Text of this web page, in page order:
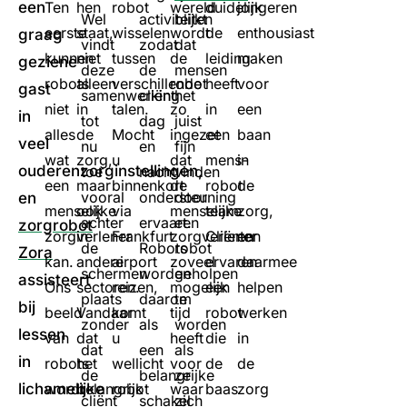
een
graag
geziene
gast
in
veel
ouderenzorginstellingen,
en
zorgrobot
Zora
assisteert
bij
lessen
in
lichamelijke
Ten
eerste
kunnen
robots
niet
alles
wat
een
menselijke
zorgverlener
kan.
Ons
beeld
van
robots
wordt
hen
staat,
niet
alleen
in
de
zorg,
maar
ook
in
andere
sectoren.
Vandaar
dat
het
belangrijk
Wel
vindt
deze
samenwerking
tot
nu
toe
vooral
achter
de
schermen
plaats
zonder
dat
de
cliënt
robot
wisselen
tussen
verschillende
talen.
Mocht
u
binnenkort
via
Frankfurt
airport
reizen,
komt
u
wellicht
robot
activiteiten
zodat
de
cliënt
dag
en
nacht
ondersteuning
ervaart.
Robots
worden
daarom
als
een
belangrijke
schakel
wereld
wordt
de
robot
zo
ingezet
dat
de
menselijke
zorgverlener
zoveel
mogelijk
tijd
heeft
voor
waar
blijkt
dat
mensen
het
juist
fijn
vinden
door
een
robot
geholpen
te
worden
als
ze
zich
duidelijk
de
leiding
heeft
in
een
mens-
robot
team.
Cliënten
ervaren
een
robot
die
de
baas
jongeren
enthousiast
maken
voor
een
baan
in
de
zorg,
en
daarmee
helpen
werken
in
de
zorg